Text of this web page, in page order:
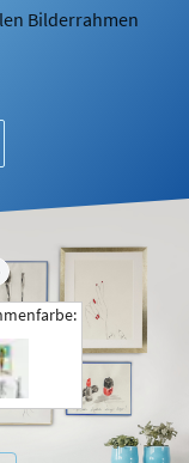
Bilderrahmen